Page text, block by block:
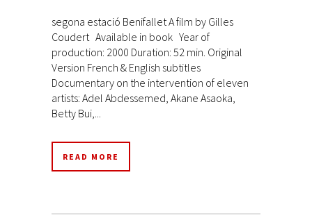
segona estació Benifallet A film by Gilles
Coudert Available in book Year of
production: 2000 Duration: 52 min. Original
Version French & English subtitles
Documentary on the intervention of eleven
artists: Adel Abdessemed, Akane Asaoka,
Betty Bui,...
READ MORE